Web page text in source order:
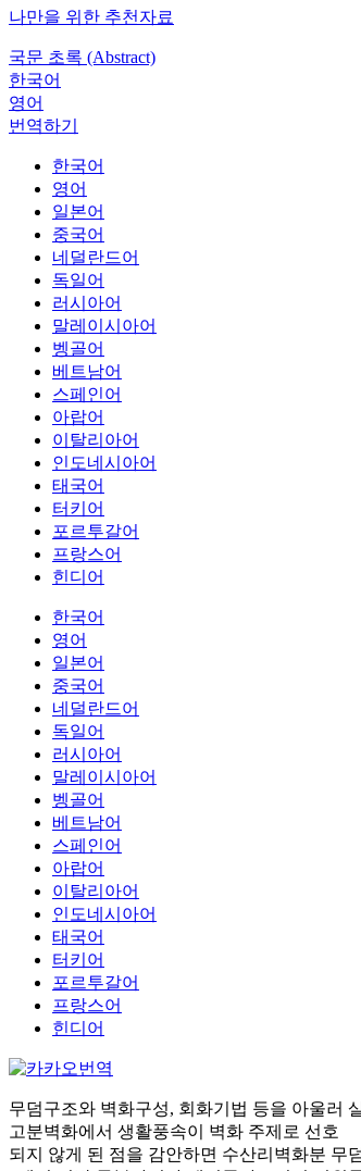
나만을 위한 추천자료
국문 초록 (Abstract)
한국어
영어
번역하기
한국어
영어
일본어
중국어
네덜란드어
독일어
러시아어
말레이시아어
벵골어
베트남어
스페인어
아랍어
이탈리아어
인도네시아어
태국어
터키어
포르투갈어
프랑스어
힌디어
한국어
영어
일본어
중국어
네덜란드어
독일어
러시아어
말레이시아어
벵골어
베트남어
스페인어
아랍어
이탈리아어
인도네시아어
태국어
터키어
포르투갈어
프랑스어
힌디어
무덤구조와 벽화구성, 회화기법 등을 아울러
고분벽화에서 생활풍속이 벽화 주제로 선호
되지 않게 된 점을 감안하면 수산리벽화분 무